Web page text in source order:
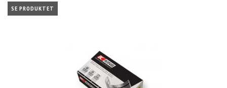
SE PRODUKTET